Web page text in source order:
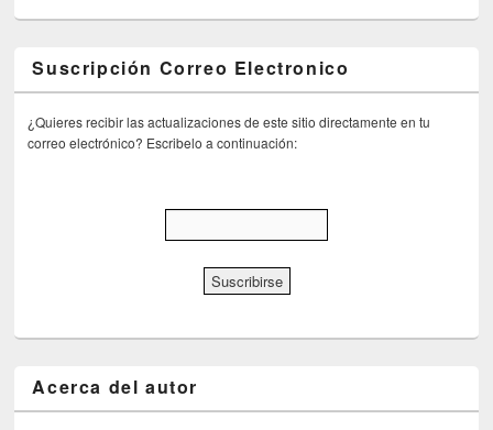
Suscripción Correo Electronico
¿Quieres recibir las actualizaciones de este sitio directamente en tu
correo electrónico? Escribelo a continuación:
Acerca del autor